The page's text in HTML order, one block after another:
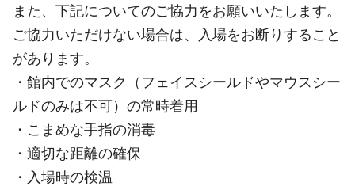
また、下記についてのご協力をお願いいたします。
ご協力いただけない場合は、入場をお断りすること
があります。
・館内でのマスク（フェイスシールドやマウスシー
ルドのみは不可）の常時着用
・こまめな手指の消毒
・適切な距離の確保
・入場時の検温